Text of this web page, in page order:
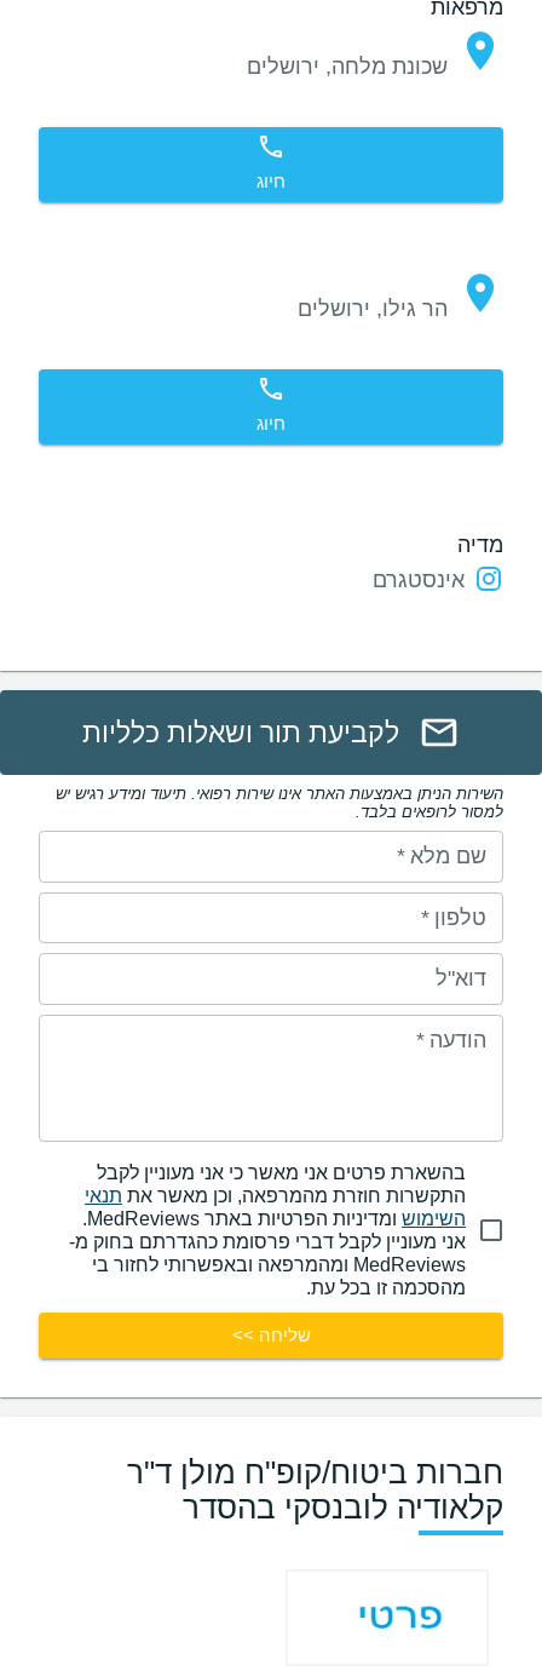
מרפאות
שכונת מלחה, ירושלים
חיוג
הר גילו, ירושלים
חיוג
מדיה
אינסטגרם
לקביעת תור ושאלות כלליות
השירות הניתן באמצעות האתר אינו שירות רפואי. תיעוד ומידע רגיש יש
למסור לרופאים בלבד.
שם מלא *
טלפון *
דוא"ל
הודעה *
בהשארת פרטים אני מאשר כי אני מעוניין לקבל
התקשרות חוזרת מהמרפאה, וכן מאשר את תנאי
השימוש
ומדיניות הפרטיות באתר MedReviews.
אני מעוניין לקבל דברי פרסומת כהגדרתם בחוק מ-
MedReviews ומהמרפאה ובאפשרותי לחזור בי
מהסכמה זו בכל עת.
שליחה >>
חברות ביטוח/קופ"ח מולן ד"ר
קלאודיה לובנסקי בהסדר